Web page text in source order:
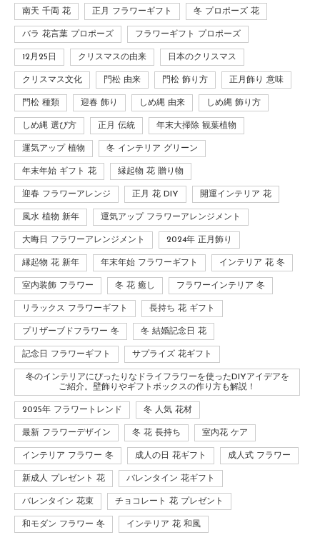
南天 千両 花 正月 フラワーギフト 冬 プロポーズ 花
バラ 花言葉 プロポーズ フラワーギフト プロポーズ
12月25日 クリスマスの由来 日本のクリスマス
クリスマス文化 門松 由来 門松 飾り方 正月飾り 意味
門松 種類 迎春 飾り しめ縄 由来 しめ縄 飾り方
しめ縄 選び方 正月 伝統 年末大掃除 観葉植物
運気アップ 植物 冬 インテリア グリーン
年末年始 ギフト 花 縁起物 花 贈り物
迎春 フラワーアレンジ 正月 花 DIY 開運インテリア 花
風水 植物 新年 運気アップ フラワーアレンジメント
大晦日 フラワーアレンジメント 2024年 正月飾り
縁起物 花 新年 年末年始 フラワーギフト インテリア 花 冬
室内装飾 フラワー 冬 花 癒し フラワーインテリア 冬
リラックス フラワーギフト 長持ち 花 ギフト
プリザーブドフラワー 冬 冬 結婚記念日 花
記念日 フラワーギフト サプライズ 花ギフト
冬のインテリアにぴったりなドライフラワーを使ったDIYアイデアを
ご紹介。壁飾りやギフトボックスの作り方も解説！
2025年 フラワートレンド 冬 人気 花材
最新 フラワーデザイン 冬 花 長持ち 室内花 ケア
インテリア フラワー 冬 成人の日 花ギフト 成人式 フラワー
新成人 プレゼント 花 バレンタイン 花ギフト
バレンタイン 花束 チョコレート 花 プレゼント
和モダン フラワー 冬 インテリア 花 和風